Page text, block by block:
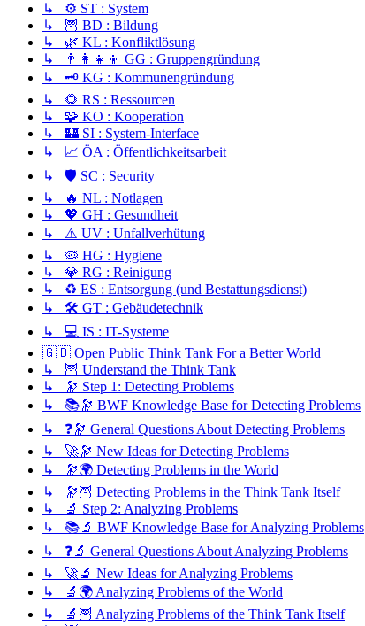
↳ ⚙️ ST : System
↳ 🦉 BD : Bildung
↳ 🌿 KL : Konfliktlösung
↳ 👨‍👩‍👧‍👦 GG : Gruppengründung
↳ 🗝️ KG : Kommunengründung
↳ 🌻 RS : Ressourcen
↳ 🧩 KO : Kooperation
↳ 🏰 SI : System-Interface
↳ 📈 ÖA : Öffentlichkeitsarbeit
↳ 🛡️ SC : Security
↳ 🔥 NL : Notlagen
↳ 💖 GH : Gesundheit
↳ ⚠️ UV : Unfallverhütung
↳ 🦠 HG : Hygiene
↳ 💎 RG : Reinigung
↳ ♻️ ES : Entsorgung (und Bestattungsdienst)
↳ 🛠️ GT : Gebäudetechnik
↳ 💻 IS : IT-Systeme
🇬🇧 Open Public Think Tank For a Better World
↳ 🦉 Understand the Think Tank
↳ 🔭 Step 1: Detecting Problems
↳ 📚🔭 BWF Knowledge Base for Detecting Problems
↳ ❓🔭 General Questions About Detecting Problems
↳ 🚀🔭 New Ideas for Detecting Problems
↳ 🔭🌍 Detecting Problems in the World
↳ 🔭🦉 Detecting Problems in the Think Tank Itself
↳ 🔬 Step 2: Analyzing Problems
↳ 📚🔬 BWF Knowledge Base for Analyzing Problems
↳ ❓🔬 General Questions About Analyzing Problems
↳ 🚀🔬 New Ideas for Analyzing Problems
↳ 🔬🌍 Analyzing Problems of the World
↳ 🔬🦉 Analyzing Problems of the Think Tank Itself